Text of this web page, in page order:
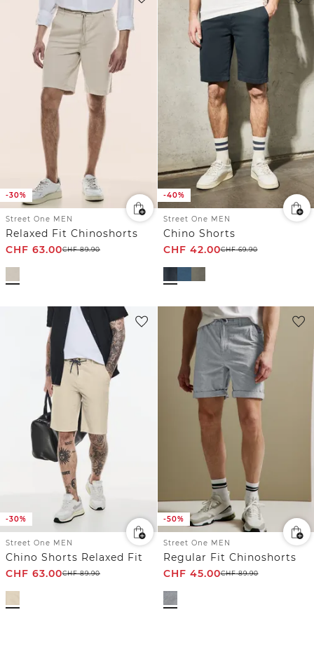
-30%
Street One MEN
Relaxed Fit Chinoshorts
CHF 63.00CHF89.90
-40%
Street One MEN
Chino Shorts
CHF 42.00CHF69.90
-30%
Street One MEN
Chino Shorts Relaxed Fit
CHF 63.00CHF89.90
-50%
Street One MEN
Regular Fit Chinoshorts
CHF 45.00CHF89.90